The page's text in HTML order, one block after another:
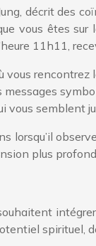
décrit des
vous êtes
11h11,
semblent
lorsqu’il
plus